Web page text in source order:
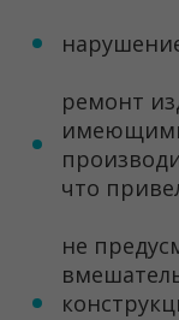
ремонт
что
не